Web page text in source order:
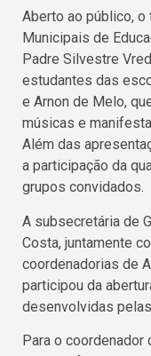
Aberto ao público,
Municipais de
Padre Silvestre
estudantes das
e Arnon de Melo,
músicas e
Além das
a participação da
grupos convidados.
A subsecretária de
Costa, juntamente
coordenadorias de
participou da
desenvolvidas
Para o coordenador